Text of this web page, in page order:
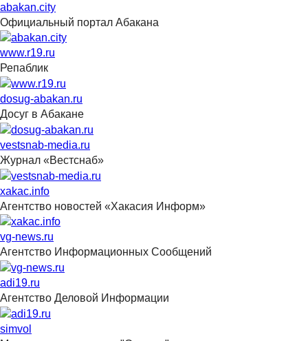
abakan.city
Официальный портал Абакана
www.r19.ru
Репаблик
dosug-abakan.ru
Досуг в Абакане
vestsnab-media.ru
Журнал «Вестснаб»
xakac.info
Агентство новостей «Хакасия Информ»
vg-news.ru
Агентство Информационных Сообщений
adi19.ru
Агентство Деловой Информации
simvol